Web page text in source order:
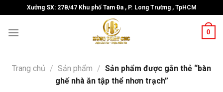
to
content
Xưởng SX: 27B/47 Khu phố Tam Đa , P. Long Trường , TpHCM
0
Trang chủ / Sản phẩm / Sản phẩm được gắn thẻ “bàn
ghế nhà ăn tập thể nhơn trạch”